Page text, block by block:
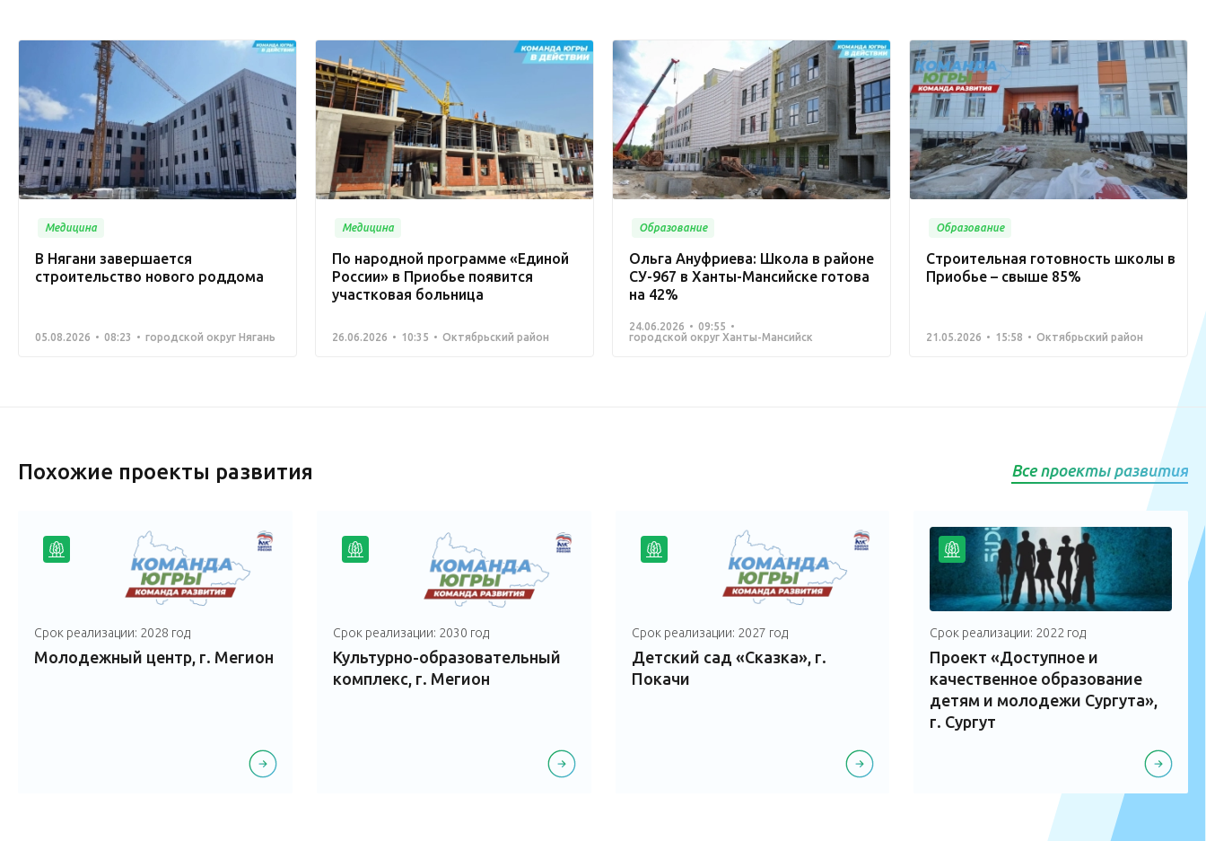
Медицина
В Нягани завершается
строительство нового роддома
05.08.2026 08:23 городской округ Нягань
Медицина
По народной программе «Единой
России» в Приобье появится
участковая больница
26.06.2026 10:35 Октябрьский район
Образование
Ольга Ануфриева: Школа в районе
СУ-967 в Ханты-Мансийске готова
на 42%
24.06.2026
09:55
городской округ Ханты-Мансийск
Образование
Строительная готовность школы в
Приобье – свыше 85%
21.05.2026 15:58 Октябрьский район
Похожие проекты развития Все проекты развития
Срок реализации: 2028 год
Молодежный центр, г. Мегион
Срок реализации: 2030 год
Культурно-образовательный
комплекс, г. Мегион
Срок реализации: 2027 год
Детский сад «Сказка», г.
Покачи
Срок реализации: 2022 год
Проект «Доступное и
качественное образование
детям и молодежи Сургута»,
г. Сургут